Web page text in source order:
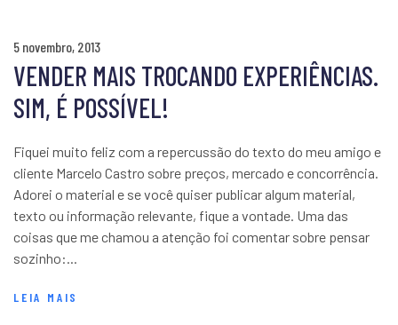
5 novembro, 2013
VENDER MAIS TROCANDO EXPERIÊNCIAS.
SIM, É POSSÍVEL!
Fiquei muito feliz com a repercussão do texto do meu amigo e
cliente Marcelo Castro sobre preços, mercado e concorrência.
Adorei o material e se você quiser publicar algum material,
texto ou informação relevante, fique a vontade. Uma das
coisas que me chamou a atenção foi comentar sobre pensar
sozinho:...
LEIA MAIS